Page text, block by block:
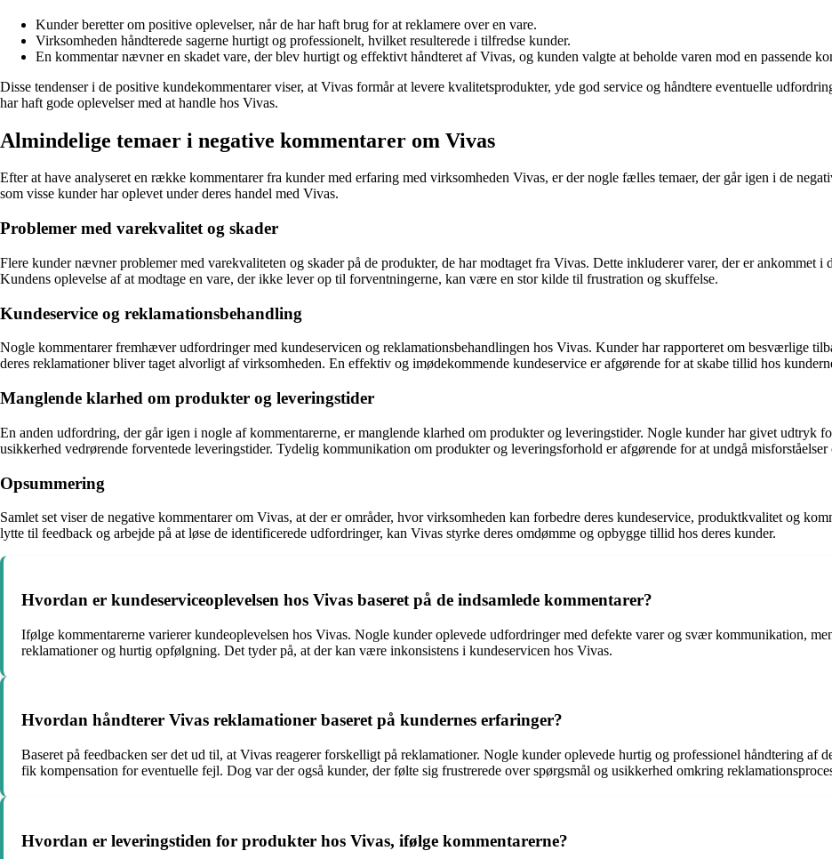
Kunder beretter om positive oplevelser, når de har haft brug for at reklamere over en vare.
Virksomheden håndterede sagerne hurtigt og professionelt, hvilket resulterede i tilfredse kunder.
En kommentar nævner en skadet vare, der blev hurtigt og effektivt håndteret af Vivas, og kunden valgte at beholde varen mod en passende
Disse tendenser i de positive kundekommentarer viser, at Vivas formår at levere kvalitetsprodukter, yde god service og håndtere eventuelle
har haft gode oplevelser med at handle hos Vivas.
Almindelige temaer i negative kommentarer om Vivas
Efter at have analyseret en række kommentarer fra kunder med erfaring med virksomheden Vivas, er der nogle fælles temaer, der går igen i de
som visse kunder har oplevet under deres handel med Vivas.
Problemer med varekvalitet og skader
Flere kunder nævner problemer med varekvaliteten og skader på de produkter, de har modtaget fra Vivas. Dette inkluderer varer, der er ankommet i
Kundens oplevelse af at modtage en vare, der ikke lever op til forventningerne, kan være en stor kilde til frustration og skuffelse.
Kundeservice og reklamationsbehandling
Nogle kommentarer fremhæver udfordringer med kundeservicen og reklamationsbehandlingen hos Vivas. Kunder har rapporteret om besværlige
deres reklamationer bliver taget alvorligt af virksomheden. En effektiv og imødekommende kundeservice er afgørende for at skabe tillid hos
Manglende klarhed om produkter og leveringstider
En anden udfordring, der går igen i nogle af kommentarerne, er manglende klarhed om produkter og leveringstider. Nogle kunder har givet udtryk
usikkerhed vedrørende forventede leveringstider. Tydelig kommunikation om produkter og leveringsforhold er afgørende for at undgå
Opsummering
Samlet set viser de negative kommentarer om Vivas, at der er områder, hvor virksomheden kan forbedre deres kundeservice, produktkvalitet og
lytte til feedback og arbejde på at løse de identificerede udfordringer, kan Vivas styrke deres omdømme og opbygge tillid hos deres kunder.
Hvordan er kundeserviceoplevelsen hos Vivas baseret på de indsamlede kommentarer?
Ifølge kommentarerne varierer kundeoplevelsen hos Vivas. Nogle kunder oplevede udfordringer med defekte varer og svær kommunikation,
reklamationer og hurtig opfølgning. Det tyder på, at der kan være inkonsistens i kundeservicen hos Vivas.
Hvordan håndterer Vivas reklamationer baseret på kundernes erfaringer?
Baseret på feedbacken ser det ud til, at Vivas reagerer forskelligt på reklamationer. Nogle kunder oplevede hurtig og professionel håndtering af
fik kompensation for eventuelle fejl. Dog var der også kunder, der følte sig frustrerede over spørgsmål og usikkerhed omkring
Hvordan er leveringstiden for produkter hos Vivas, ifølge kommentarerne?